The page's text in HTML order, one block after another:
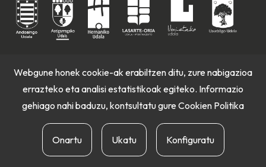
Webgune honek cookie-ak erabiltzen ditu, zure nabigazioa
errazteko eta analisi estatistikoak egiteko. Informazio
gehiago nahi baduzu, kontsultatu gure Cookien Politika
Onartu Ukatu Konfiguratu